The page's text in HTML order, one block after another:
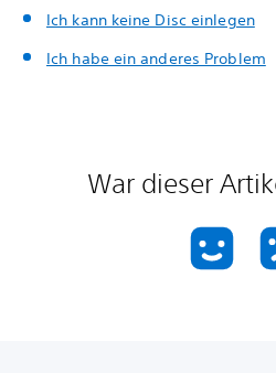
Ich kann keine Disc einlegen
Ich habe ein anderes Problem
War dieser